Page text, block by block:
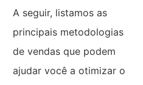
A seguir, listamos as
principais metodologias
de vendas que podem
ajudar você a otimizar o